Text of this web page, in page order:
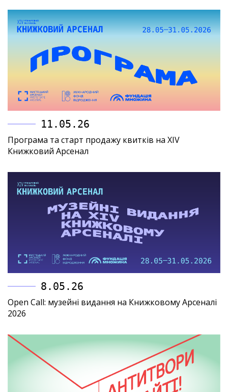
11.05.26
Програма та старт продажу квитків на XIV
Книжковий Арсенал
8.05.26
Open Call: музейні видання на Книжковому Арсеналі
2026